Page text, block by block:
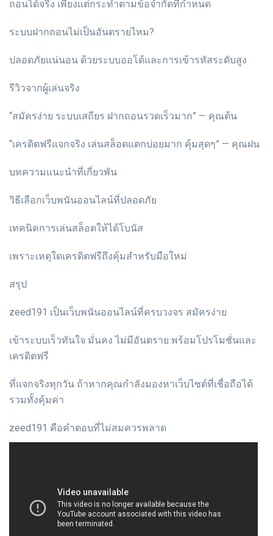
ถอนได้จริง เพียงแต่กระทำตามข้อจำกัดที่กำหนด
ระบบฝากถอนไม่เป็นอันตรายไหม?
ปลอดภัยแน่นอน ด้วยระบบออโต้และการเข้ารหัสระดับสูง
รีวิวจากผู้เล่นจริง
“สมัครง่าย ระบบเสถียร ฝากถอนรวดเร็วมาก” — คุณต้น
“เครดิตฟรีแจกจริง เล่นสล็อตแตกบ่อยมาก คุ้มสุดๆ” — คุณฝน
บทความแนะนำที่เกี่ยวพัน
วิธีเลือกเว็บพนันออนไลน์ที่ปลอดภัย
เทคนิคการเล่นสล็อตให้ได้โบนัส
เพราะเหตุใดเครดิตฟรีถึงคุ้มสำหรับมือใหม่
สรุป
zeed191 เป็นเว็บพนันออนไลน์ที่ครบวงจร สมัครง่าย
เข้าระบบเร็วทันใจ มั่นคง ไม่มีอันตราย พร้อมโปรโมชั่นและ
เครดิตฟรี
ที่แจกจริงทุกวัน ถ้าหากคุณกำลังมองหาเว็บไซต์ที่เชื่อถือได้
รวมทั้งคุ้มค่า
zeed191 คือคำตอบที่ไม่สมควรพลาด